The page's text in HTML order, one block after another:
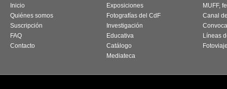
Inicio
Quiénes somos
Suscripción
FAQ
Contacto
Exposiciones
Fotografías del CdF
Investigación
Educativa
Catálogo
Mediateca
MUFF,
Canal
Líneas